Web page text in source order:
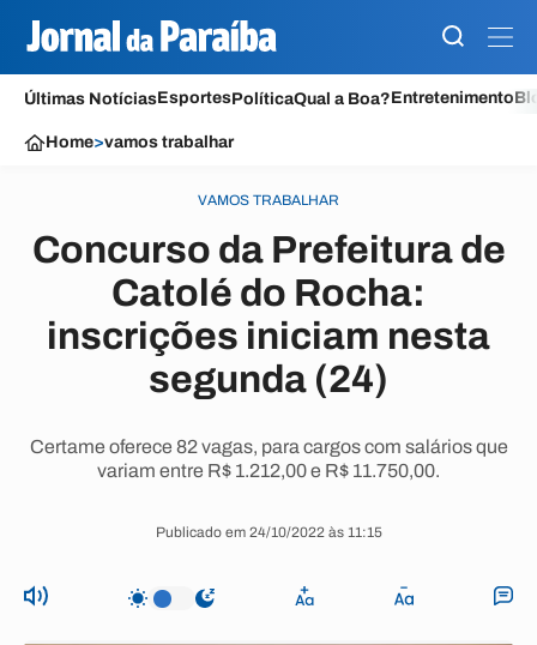
Últimas NotíciasEsportesPolíticaQual a Boa?Entretenimento
Home>vamos trabalhar
VAMOS TRABALHAR
Concurso da Prefeitura de
Catolé do Rocha:
inscrições iniciam nesta
segunda (24)
Certame oferece 82 vagas, para cargos com salários que
variam entre R$ 1.212,00 e R$ 11.750,00.
Publicado em 24/10/2022 às 11:15